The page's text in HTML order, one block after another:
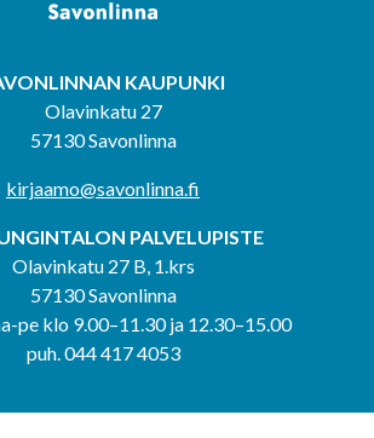
KAUPUNKI
Olavinkatu 27
57130 Savonlinna
kirjaamo@savonlinna.fi
PALVELUPISTE
Olavinkatu 27 B, 1.krs
57130 Savonlinna
pe klo 9.00–11.30 ja 12.30–15.00
puh. 044 417 4053